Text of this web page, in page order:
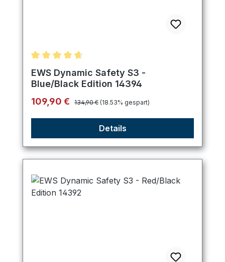
Durchschnittliche Bewertung von 4.75 von 5
EWS Dynamic Safety S3 -
Blue/Black Edition 14394
Verkaufspreis:
109,90 € Regulärer Preis:
134,90 € (18.53% gespart)
Details